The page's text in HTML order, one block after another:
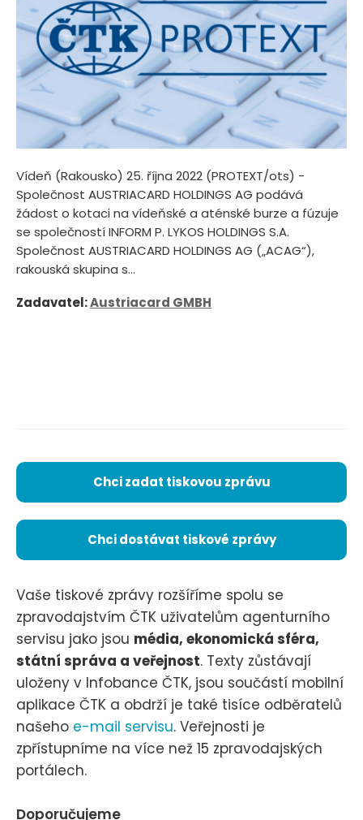
Vídeň (Rakousko) 25. října 2022 (PROTEXT/ots) -
Společnost AUSTRIACARD HOLDINGS AG podává
žádost o kotaci na vídeňské a aténské burze a fúzuje
se společností INFORM P. LYKOS HOLDINGS S.A.
Společnost AUSTRIACARD HOLDINGS AG („ACAG“),
rakouská skupina s...
Zadavatel:Austriacard GMBH
Chci zadat tiskovou zprávu
Chci dostávat tiskové zprávy
Vaše tiskové zprávy rozšíříme spolu se
zpravodajstvím ČTK uživatelům agenturního
servisu jako jsou média, ekonomická sféra,
státní správa a veřejnost. Texty zůstávají
uloženy v Infobance ČTK, jsou součástí mobilní
aplikace ČTK a obdrží je také tisíce odběratelů
našeho e-mail servisu. Veřejnosti je
zpřístupníme na více než 15 zpravodajských
portálech.
Doporučujeme